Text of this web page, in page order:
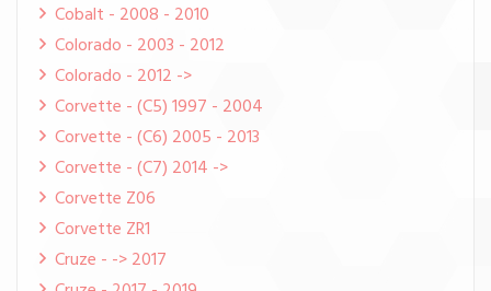
Cobalt - 2008 - 2010
Colorado - 2003 - 2012
Colorado - 2012 ->
Corvette - (C5) 1997 - 2004
Corvette - (C6) 2005 - 2013
Corvette - (C7) 2014 ->
Corvette Z06
Corvette ZR1
Cruze - -> 2017